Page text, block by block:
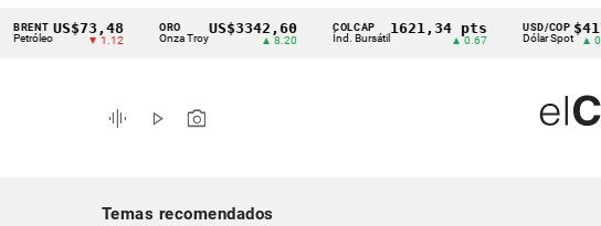
Cintillo
indicadores
económicos
US$73,48
▼ 1.12
ORO
Onza Troy
US$3342,60 COLCAP
Índ. Bursátil
1621,34 pts USD/COP
Dólar Spot
$4178
▲ 0.42
graphic_eq play_arrow photo_camera
Temas recomendados